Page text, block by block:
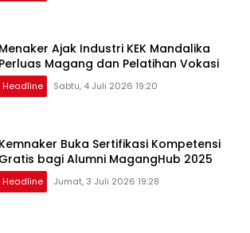
Menaker Ajak Industri KEK Mandalika
Perluas Magang dan Pelatihan Vokasi
Headline Sabtu, 4 Juli 2026 19:20
Kemnaker Buka Sertifikasi Kompetensi
Gratis bagi Alumni MagangHub 2025
Headline Jumat, 3 Juli 2026 19:28